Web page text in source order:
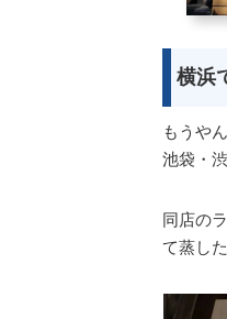
横浜
もうや
池袋・
同店の
て蒸し